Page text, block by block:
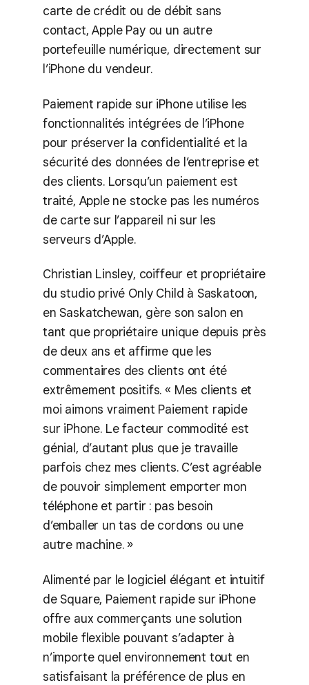
carte de crédit ou de débit sans
contact, Apple Pay ou un autre
portefeuille numérique, directement sur
l’iPhone du vendeur.
Paiement rapide sur iPhone utilise les
fonctionnalités intégrées de l’iPhone
pour préserver la confidentialité et la
sécurité des données de l’entreprise et
des clients. Lorsqu’un paiement est
traité, Apple ne stocke pas les numéros
de carte sur l’appareil ni sur les
serveurs d’Apple.
Christian Linsley, coiffeur et propriétaire
du studio privé Only Child à Saskatoon,
en Saskatchewan, gère son salon en
tant que propriétaire unique depuis près
de deux ans et affirme que les
commentaires des clients ont été
extrêmement positifs. « Mes clients et
moi aimons vraiment Paiement rapide
sur iPhone. Le facteur commodité est
génial, d’autant plus que je travaille
parfois chez mes clients. C’est agréable
de pouvoir simplement emporter mon
téléphone et partir : pas besoin
d’emballer un tas de cordons ou une
autre machine. »
Alimenté par le logiciel élégant et intuitif
de Square, Paiement rapide sur iPhone
offre aux commerçants une solution
mobile flexible pouvant s’adapter à
n’importe quel environnement tout en
satisfaisant la préférence de plus en